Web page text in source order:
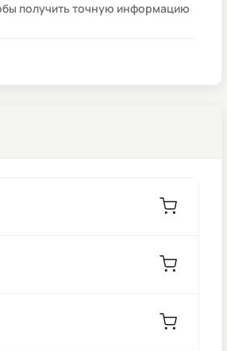
получить точную информацию